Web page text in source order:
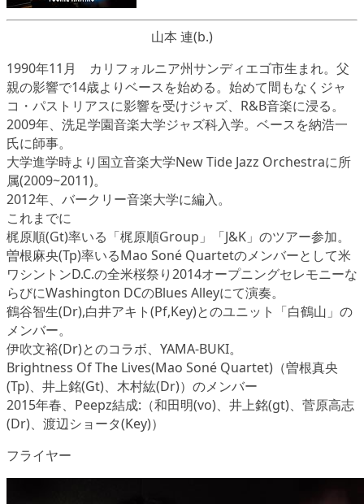
山本 連(b.)
1990年11月 カリフォルニア州サンディエゴ市生まれ。父
親の影響で14歳よりベースを始める。始めて間もなくジャ
コ・パストリアスに影響を受けジャズ、R&B音楽に浸る。
2009年、洗足学園音楽大学ジャズ科入学。ベースを納浩一
氏に師事。
大学進学時より国立音楽大学New Tide Jazz Orchestraに所
属(2009~2011)。
2012年、バークリー音楽大学に編入。
これまでに
梶原順(Gt)率いる「梶原順Group」「J&K」のツアー参加。
曽根麻央(Tp)率いるMao Soné Quartetのメンバーとして米
ワシントンD.C.の全米桜祭り2014オープニングセレモニーな
らびにWashington DCのBlues Alleyにて演奏。
鶴谷智生(Dr),白井アキト(Pf,Key)とのユニット「白鶴山」の
メンバー。
伊吹文裕(Dr)とのコラボ、YAMA-BUKI。
Brightness Of The Lives(Mao Soné Quartet)（曽根真央
(Tp)、井上銘(Gt)、木村紘(Dr)）のメンバー
2015年春、Peepz結成:（和田明(vo)、井上銘(gt)、菅原高志
(Dr)、渡辺ショータ(Key)）
フライヤー